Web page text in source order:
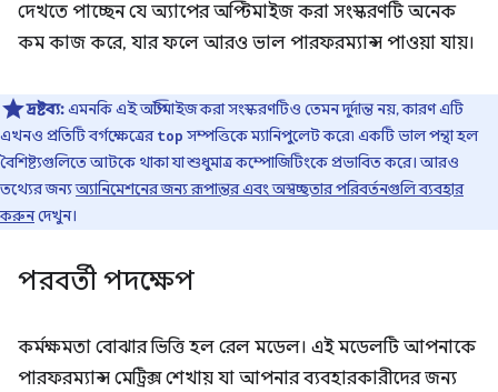
দেখতে পাচ্ছেন যে অ্যাপের অপ্টিমাইজ করা সংস্করণটি অনেক
কম কাজ করে, যার ফলে আরও ভাল পারফরম্যান্স পাওয়া যায়।
দ্রষ্টব্য:এমনকি এই অপ্টিমাইজ করা সংস্করণটিও তেমন দুর্দান্ত নয়, কারণ এটি
এখনও প্রতিটি বর্গক্ষেত্রেরtop সম্পত্তিকে ম্যানিপুলেট করে৷ একটি ভাল পন্থা হল
বৈশিষ্ট্যগুলিতে আটকে থাকা যা শুধুমাত্র কম্পোজিটিংকে প্রভাবিত করে। আরও
তথ্যের জন্যঅ্যানিমেশনের জন্য রূপান্তর এবং অস্বচ্ছতার পরিবর্তনগুলি ব্যবহার
করুনদেখুন।
পরবর্তী পদক্ষেপ
কর্মক্ষমতা বোঝার ভিত্তি হল রেল মডেল। এই মডেলটি আপনাকে
পারফরম্যান্স মেট্রিক্স শেখায় যা আপনার ব্যবহারকারীদের জন্য